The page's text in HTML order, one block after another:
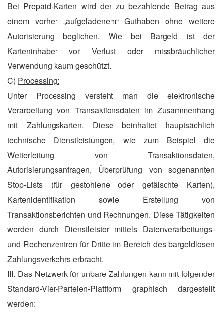
Bei Prepaid-Karten wird der zu bezahlende Betrag aus
einem vorher „aufgeladenem“ Guthaben ohne weitere
Autorisierung beglichen. Wie bei Bargeld ist der
Karteninhaber vor Verlust oder missbräuchlicher
Verwendung kaum geschützt.
C) Processing:
Unter Processing versteht man die elektronische
Verarbeitung von Transaktionsdaten im Zusammenhang
mit Zahlungskarten. Diese beinhaltet hauptsächlich
technische Dienstleistungen, wie zum Beispiel die
Weiterleitung von Transaktionsdaten,
Autorisierungsanfragen, Überprüfung von sogenannten
Stop-Lists (für gestohlene oder gefälschte Karten),
Kartenidentifikation sowie Erstellung von
Transaktionsberichten und Rechnungen. Diese Tätigkeiten
werden durch Dienstleister mittels Datenverarbeitungs-
und Rechenzentren für Dritte im Bereich des bargeldlosen
Zahlungsverkehrs erbracht.
III. Das Netzwerk für unbare Zahlungen kann mit folgender
Standard-Vier-Parteien-Plattform graphisch dargestellt
werden: